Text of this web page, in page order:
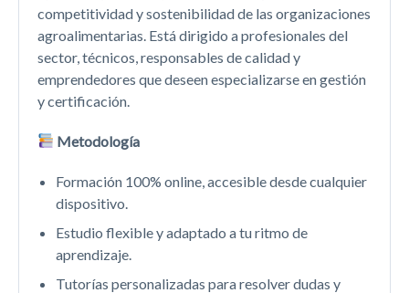
competitividad y sostenibilidad de las organizaciones
agroalimentarias. Está dirigido a profesionales del
sector, técnicos, responsables de calidad y
emprendedores que deseen especializarse en gestión
y certificación.
Metodología
Formación 100% online, accesible desde cualquier
dispositivo.
Estudio flexible y adaptado a tu ritmo de
aprendizaje.
Tutorías personalizadas para resolver dudas y